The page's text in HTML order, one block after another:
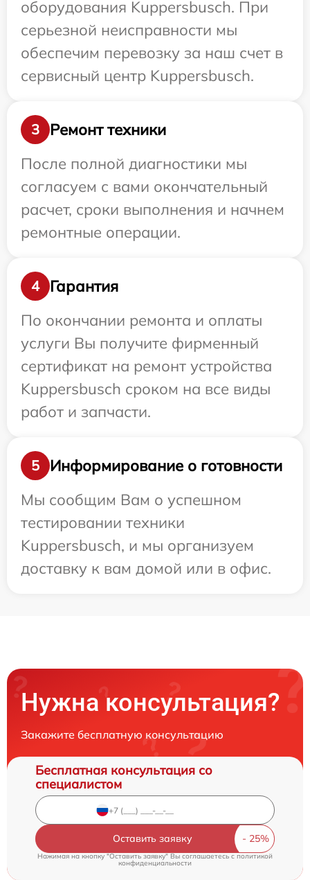
оборудования Kuppersbusch. При
серьезной неисправности мы
обеспечим перевозку за наш счет в
сервисный центр Kuppersbusch.
3
Ремонт техники
После полной диагностики мы
согласуем с вами окончательный
расчет, сроки выполнения и начнем
ремонтные операции.
4
Гарантия
По окончании ремонта и оплаты
услуги Вы получите фирменный
сертификат на ремонт устройства
Kuppersbusch сроком на все виды
работ и запчасти.
5
Информирование о готовности
Мы сообщим Вам о успешном
тестировании техники
Kuppersbusch, и мы организуем
доставку к вам домой или в офис.
Нужна консультация?
Закажите бесплатную консультацию
Бесплатная консультация со
специалистом
Оставить заявку
Нажимая на кнопку "Оставить заявку" Вы соглашаетесь c политикой
конфиденциальности